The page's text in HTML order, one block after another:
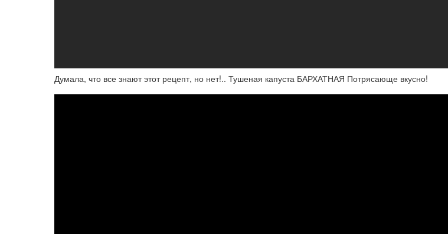
Думала, что все знают этот рецепт, но нет!.. Тушеная капуста БАРХАТНАЯ Потрясающе вкусно!